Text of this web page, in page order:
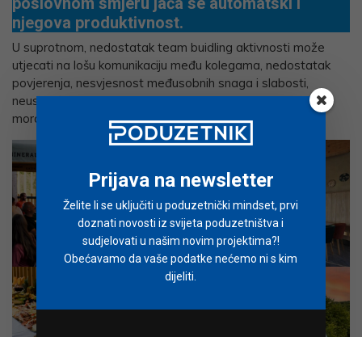
njegova produktivnost.
U suprotnom, nedostatak team buidling aktivnosti može
utjecati na lošu komunikaciju među kolegama, nedostatak
povjerenja, nesvjesnost međusobnih snaga i slabosti,
neusklađenost tima, ometanje produktivnosti, nisku razinu
morala ili osjećaj manje vrijednosti među zaposlenicima.
Prijava na newsletter
Želite li se uključiti u poduzetnički mindset, prvi
doznati novosti iz svijeta poduzetništva i
sudjelovati u našim novim projektima?!
Obećavamo da vaše podatke nećemo ni s kim
dijeliti.